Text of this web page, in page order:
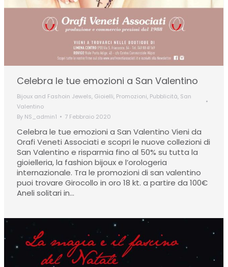
Celebra le tue emozioni a San Valentino
Bijoux and Fashoin Jewels, Gioielli, Promozioni, Pubblicità, San
Valentino
By NS_admin1 7 Febbraio 2020
Celebra le tue emozioni a San Valentino Vieni da
Orafi Veneti Associati e scopri le nuove collezioni di
San Valentino e risparmia fino al 50% su tutta la
gioielleria, la fashion bijoux e l’orologeria
internazionale. Tra le promozioni di san valentino
puoi trovare Girocollo in oro 18 kt. a partire da 100€
Aneli solitari in…